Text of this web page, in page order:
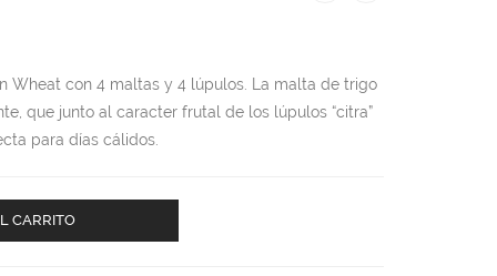
Wheat con 4 maltas y 4 lúpulos. La malta de trigo
que junto al caracter frutal de los lúpulos “citra”
para días cálidos.
CARRITO